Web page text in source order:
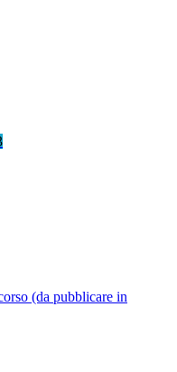
(da pubblicare in